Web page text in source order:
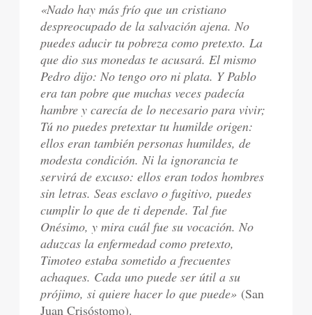
«Nado hay más frío que un cristiano
despreocupado de la salvación ajena. No
puedes aducir tu pobreza como pretexto. La
que dio sus monedas te acusará. El mismo
Pedro dijo: No tengo oro ni plata. Y Pablo
era tan pobre que muchas veces padecía
hambre y carecía de lo necesario para vivir;
Tú no puedes pretextar tu humilde origen:
ellos eran también personas humildes, de
modesta condición. Ni la ignorancia te
servirá de excuso: ellos eran todos hombres
sin letras. Seas esclavo o fugitivo, puedes
cumplir lo que de ti depende. Tal fue
Onésimo, y mira cuál fue su vocación. No
aduzcas la enfermedad como pretexto,
Timoteo estaba sometido a frecuentes
achaques. Cada uno puede ser útil a su
prójimo, si quiere hacer lo que puede» (San
Juan Crisóstomo).